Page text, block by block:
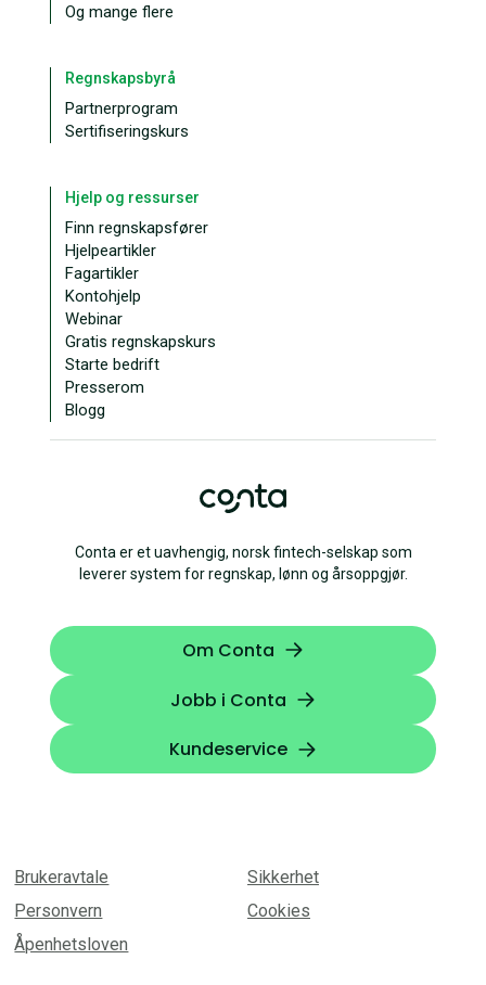
Conta er et uavhengig, norsk fintech-selskap som
leverer system for regnskap, lønn og årsoppgjør.
Om Conta
Jobb i Conta
Kundeservice
Og mange flere
Regnskapsbyrå
Partnerprogram
Sertifiseringskurs
Hjelp og ressurser
Finn regnskapsfører
Hjelpeartikler
Fagartikler
Kontohjelp
Webinar
Gratis regnskapskurs
Starte bedrift
Presserom
Blogg
Brukeravtale
Sikkerhet
Personvern
Cookies
Åpenhetsloven